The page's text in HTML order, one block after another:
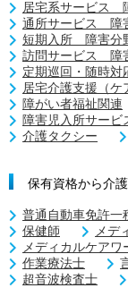
居宅系サービス
通所サービス 障
短期入所 障害分
訪問サービス 障
定期巡回・随時対
居宅介護支援（ケ
障がい者福祉関連
障害児入所サービ
介護タクシー
保有資格から介
普通自動車免許一
保健師
メデ
メディカルケアワ
作業療法士
超音波検査士